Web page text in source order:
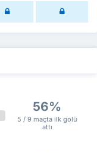
56%
5 / 9 maçta ilk golü
attı